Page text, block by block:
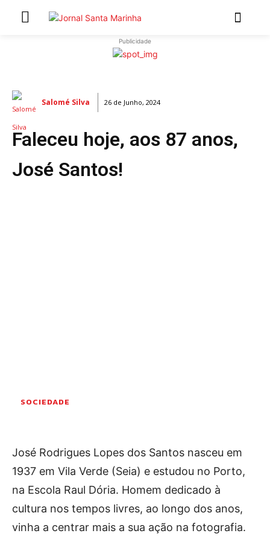
ARTIGOS DE OPINIÃO
Secções
MARCHAS POPULARES DE SÃO JOÃO 2026
NATAL NAS FREGUESIAS
ANDANDO POR AÍ
COLUNISTAS do JSM
Assinaturas
Onde comprar o Jornal
Publicidade
Salomé Silva 26 de Junho, 2024
Faleceu hoje, aos 87 anos,
José Santos!
SOCIEDADE
José Rodrigues Lopes dos Santos nasceu em
1937 em Vila Verde (Seia) e estudou no Porto,
na Escola Raul Dória. Homem dedicado à
cultura nos tempos livres, ao longo dos anos,
vinha a centrar mais a sua ação na fotografia.